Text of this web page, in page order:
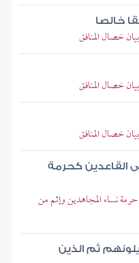
خالصا
خصال المنافق
خصال المنافق
خصال المنافق
القاعدين كحرمة
نساء المجاهدين وإثم من
ثم الذين